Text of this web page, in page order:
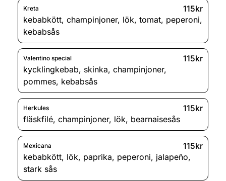
Kreta
115kr
kebabkött, champinjoner, lök, tomat, peperoni,
kebabsås
Valentino special
115kr
kycklingkebab, skinka, champinjoner,
pommes, kebabsås
Herkules
115kr
fläskfilé, champinjoner, lök, bearnaisesås
Mexicana
115kr
kebabkött, lök, paprika, peperoni, jalapeño,
stark sås